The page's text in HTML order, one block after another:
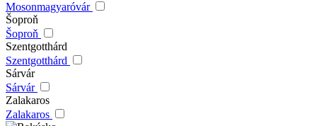
Mosonmagyaróvár
Šoproň
Šoproň
Szentgotthárd
Szentgotthárd
Sárvár
Sárvár
Zalakaros
Zalakaros